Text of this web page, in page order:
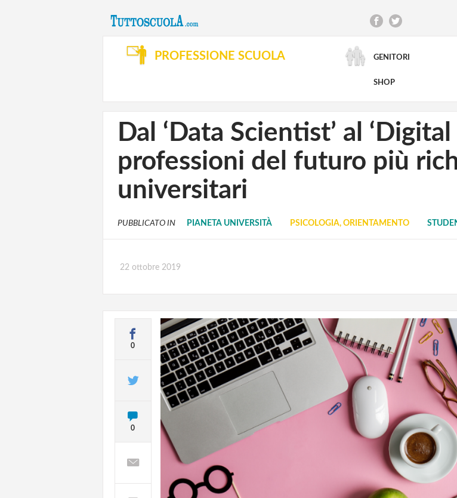
PROFESSIONE SCUOLA GENITORI
SHOP
RICERCA AVANZATA
Dal ‘Data Scientist’ al ‘Digital
professioni del futuro più
universitari
PUBBLICATO IN PIANETA UNIVERSITÀ PSICOLOGIA, ORIENTAMENTO
22 ottobre 2019
0
0